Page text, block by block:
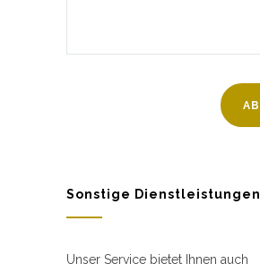
Sonstige Dienstleistungen
Unser Service bietet Ihnen auch